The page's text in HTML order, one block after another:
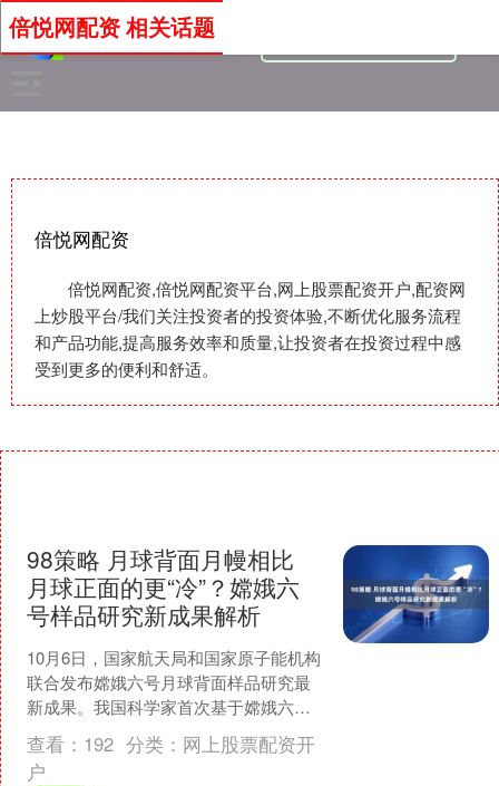
倍悦网配资
倍悦网配资,倍悦网配资平台,网上股票配资开户,配资网
上炒股平台/我们关注投资者的投资体验,不断优化服务流程
和产品功能,提高服务效率和质量,让投资者在投资过程中感
受到更多的便利和舒适。
倍悦网配资 相关话题
98策略 月球背面月幔相比
月球正面的更“冷”？嫦娥六
号样品研究新成果解析
10月6日，国家航天局和国家原子能机构
联合发布嫦娥六号月球背面样品研究最
新成果。我国科学家首次基于嫦娥六号
月球背面样品（月壤）研究发现，月球
背面月幔相比月球正面....
查看： 192 分类： 网上股票配资开
户